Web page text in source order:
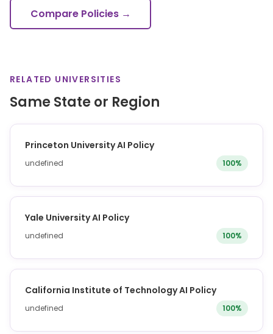
Compare Policies →
RELATED UNIVERSITIES
Same State or Region
Princeton University AI Policy
undefined 100%
Yale University AI Policy
undefined 100%
California Institute of Technology AI Policy
undefined 100%